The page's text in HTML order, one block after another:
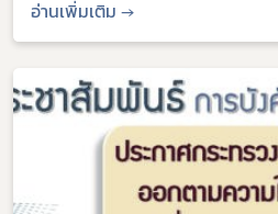
อ่านเพิ่มเติม →